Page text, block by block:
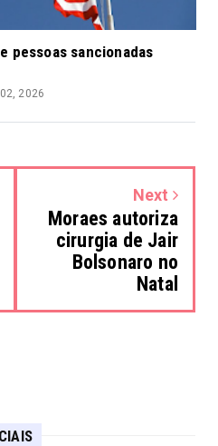
pessoas sancionadas
2026
Next
Moraes autoriza
cirurgia de Jair
Bolsonaro no
Natal